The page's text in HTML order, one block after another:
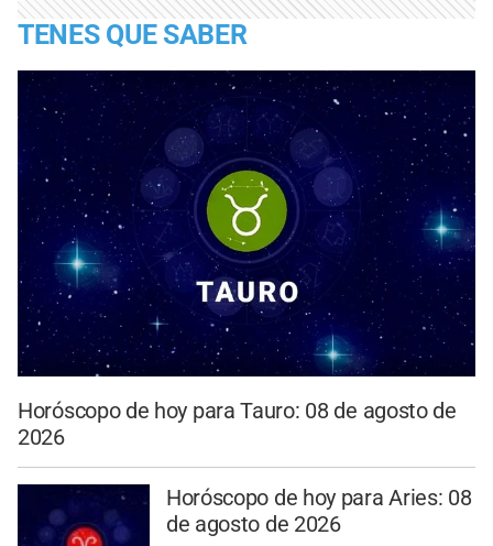
TENES QUE SABER
Horóscopo de hoy para Tauro: 08 de agosto de
2026
Horóscopo de hoy para Aries: 08
de agosto de 2026